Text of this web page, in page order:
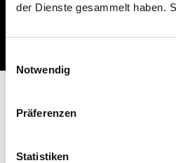
der Dienste gesammelt haben.
Notwendig
Präferenzen
Statistiken
ImpressumMissbrauch melden